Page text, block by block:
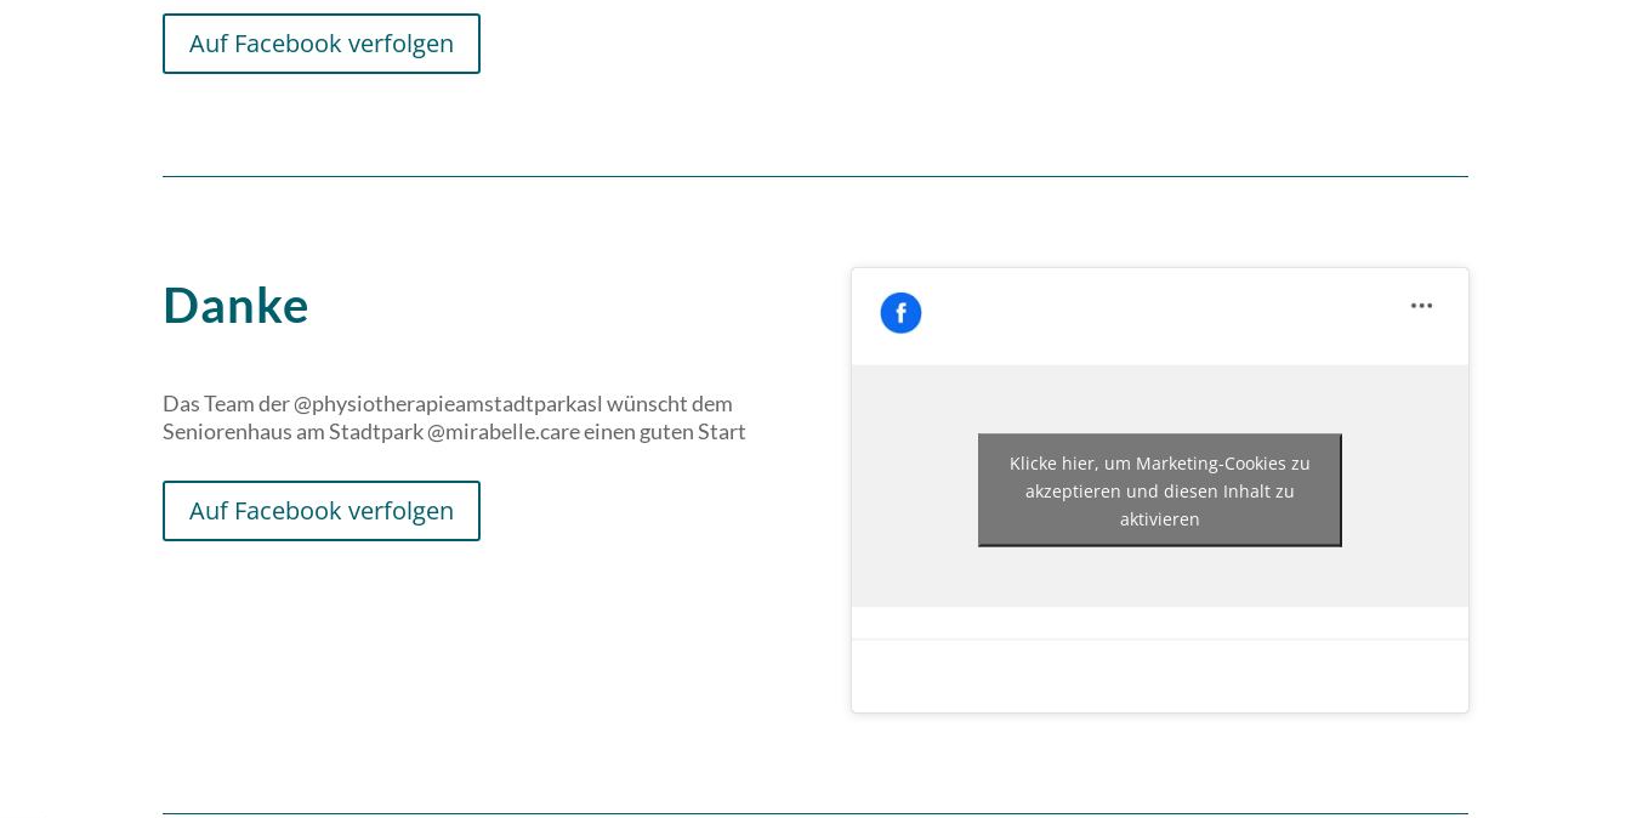
Auf Facebook verfolgen
Danke
Das Team der @physiotherapieamstadtparkasl wünscht dem
Seniorenhaus am Stadtpark @mirabelle.care einen guten Start
Auf Facebook verfolgen
Klicke hier, um Marketing-Cookies zu
akzeptieren und diesen Inhalt zu
aktivieren